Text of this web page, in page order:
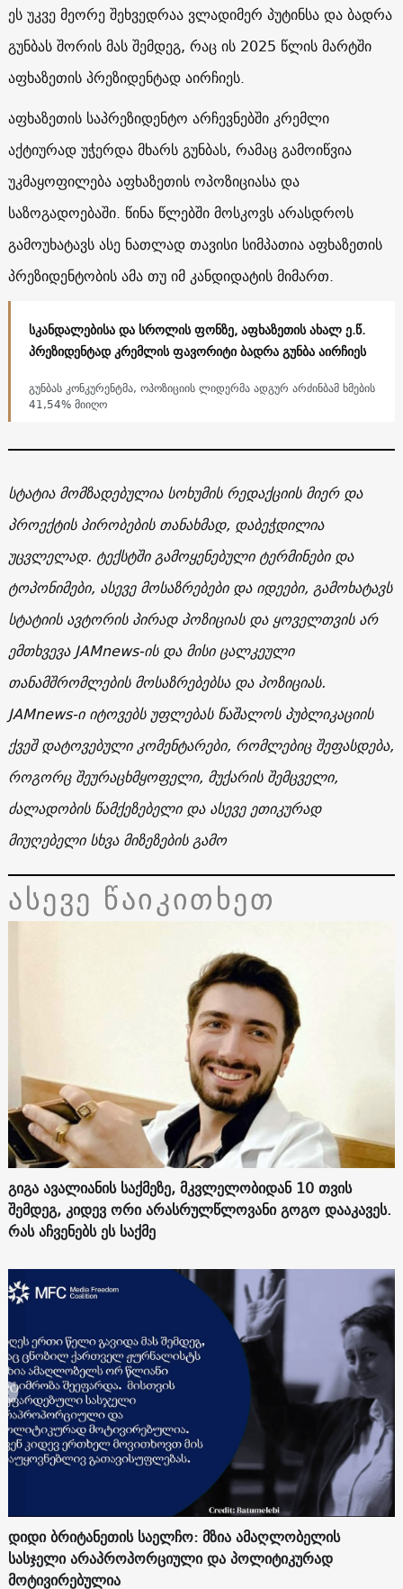
ეს უკვე მეორე შეხვედრაა ვლადიმერ პუტინსა და ბადრა
გუნბას შორის მას შემდეგ, რაც ის 2025 წლის მარტში
აფხაზეთის პრეზიდენტად აირჩიეს.
აფხაზეთის საპრეზიდენტო არჩევნებში კრემლი
აქტიურად უჭერდა მხარს გუნბას, რამაც გამოიწვია
უკმაყოფილება აფხაზეთის ოპოზიციასა და
საზოგადოებაში. წინა წლებში მოსკოვს არასდროს
გამოუხატავს ასე ნათლად თავისი სიმპათია აფხაზეთის
პრეზიდენტობის ამა თუ იმ კანდიდატის მიმართ.
სკანდალებისა და სროლის ფონზე, აფხაზეთის ახალ ე.წ.
პრეზიდენტად კრემლის ფავორიტი ბადრა გუნბა აირჩიეს
გუნბას კონკურენტმა, ოპოზიციის ლიდერმა ადგურ არძინბამ ხმების
41,54% მიიღო
სტატია მომზადებულია სოხუმის რედაქციის მიერ და
პროექტის პირობების თანახმად, დაბეჭდილია
უცვლელად. ტექსტში გამოყენებული ტერმინები და
ტოპონიმები, ასევე მოსაზრებები და იდეები, გამოხატავს
სტატიის ავტორის პირად პოზიციას და ყოველთვის არ
ემთხვევა JAMnews-ის და მისი ცალკეული
თანამშრომლების მოსაზრებებსა და პოზიციას.
JAMnews-ი იტოვებს უფლებას წაშალოს პუბლიკაციის
ქვეშ დატოვებული კომენტარები, რომლებიც შეფასდება,
როგორც შეურაცხმყოფელი, მუქარის შემცველი,
ძალადობის წამქეზებელი და ასევე ეთიკურად
მიუღებელი სხვა მიზეზების გამო
ასევე წაიკითხეთ
გიგა ავალიანის საქმეზე, მკვლელობიდან 10 თვის
შემდეგ, კიდევ ორი არასრულწლოვანი გოგო დააკავეს.
რას აჩვენებს ეს საქმე
დიდი ბრიტანეთის საელჩო: მზია ამაღლობელის
სასჯელი არაპროპორციული და პოლიტიკურად
მოტივირებულია